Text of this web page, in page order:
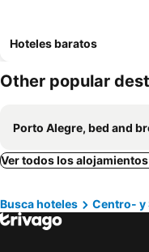
Hoteles baratos
Other popular
Porto Alegre, bed and
Ver todos los
Busca hoteles Centro- y